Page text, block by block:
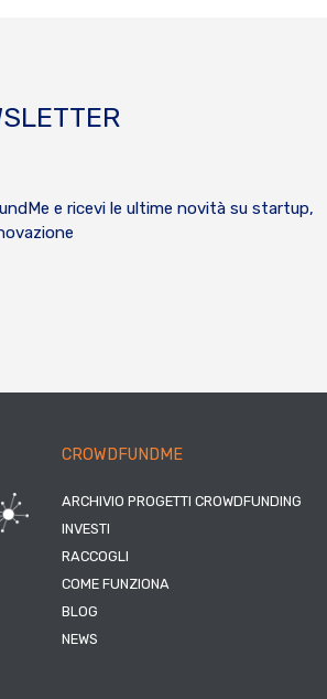
e ricevi le ultime novità su startup,
CROWDFUNDME
ARCHIVIO PROGETTI CROWDFUNDING
INVESTI
RACCOGLI
COME FUNZIONA
BLOG
NEWS